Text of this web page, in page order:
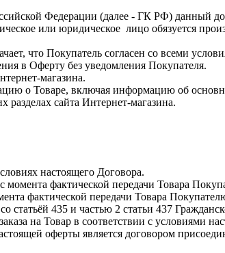
Федерации (далее - ГК РФ) данный
или юридическое лицо обязуется
что Покупатель согласен со всеми
в Оферту без уведомления Покупателя.
магазина.
о Товаре, включая информацию об
сайта Интернет-магазина.
настоящего Договора.
фактической передачи Товара
фактической передачи Товара
статьёй 435 и частью 2 статьи 437
на Товар в соответствии с условиями
оферты является договором